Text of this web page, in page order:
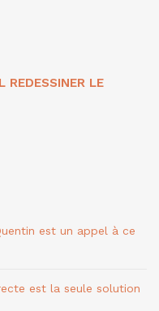
REDESSINER LE
est un appel à ce
est la seule solution